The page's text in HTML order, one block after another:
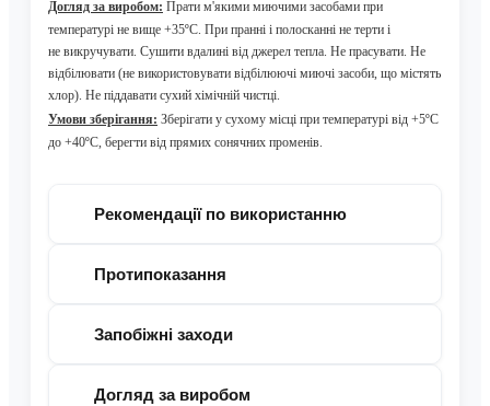
Догляд за виробом: Прати м'якими миючими засобами при
температурі не вище +35ºС. При пранні і полосканні не терти і
не викручувати. Сушити вдалині від джерел тепла. Не прасувати. Не
відбілювати (не використовувати відбілюючі миючі засоби, що містять
хлор). Не піддавати сухий хімічній чистці.
Умови зберігання: Зберігати у сухому місці при температурі від +5ºС
до +40ºС, берегти від прямих сонячних променів.
Рекомендації по використанню
Протипоказання
Запобіжні заходи
Догляд за виробом